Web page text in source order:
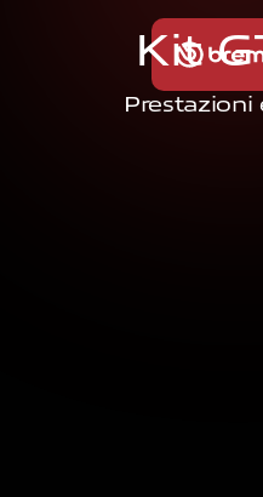
Kit G
Prestazioni